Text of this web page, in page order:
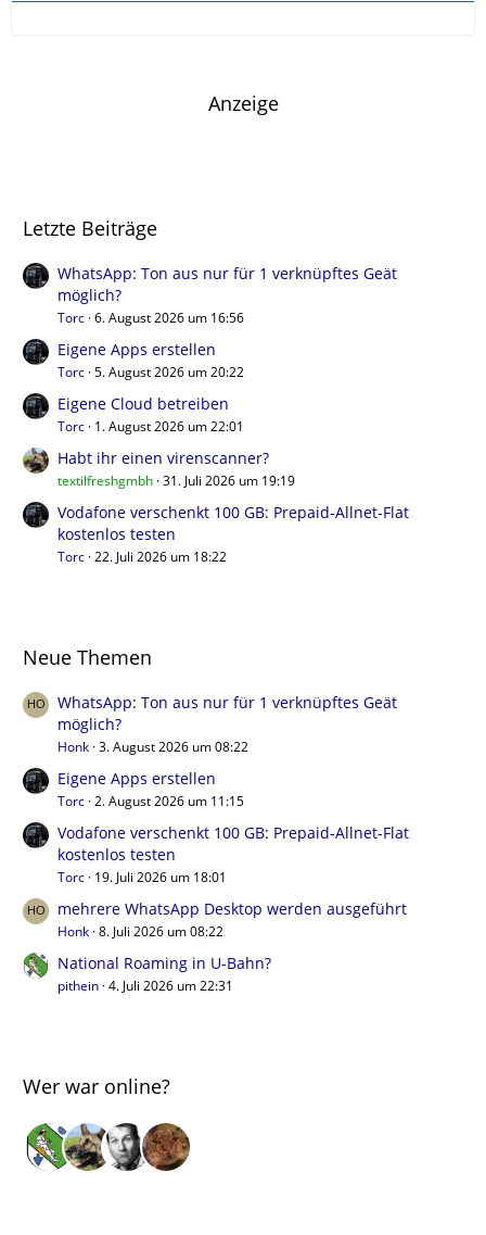
Anzeige
Letzte Beiträge
WhatsApp: Ton aus nur für 1 verknüpftes Geät
möglich?
Torc 6. August 2026 um 16:56
Eigene Apps erstellen
Torc 5. August 2026 um 20:22
Eigene Cloud betreiben
Torc 1. August 2026 um 22:01
Habt ihr einen virenscanner?
textilfreshgmbh 31. Juli 2026 um 19:19
Vodafone verschenkt 100 GB: Prepaid-Allnet-Flat
kostenlos testen
Torc 22. Juli 2026 um 18:22
Neue Themen
WhatsApp: Ton aus nur für 1 verknüpftes Geät
möglich?
Honk 3. August 2026 um 08:22
Eigene Apps erstellen
Torc 2. August 2026 um 11:15
Vodafone verschenkt 100 GB: Prepaid-Allnet-Flat
kostenlos testen
Torc 19. Juli 2026 um 18:01
mehrere WhatsApp Desktop werden ausgeführt
Honk 8. Juli 2026 um 08:22
National Roaming in U-Bahn?
pithein 4. Juli 2026 um 22:31
Wer war online?